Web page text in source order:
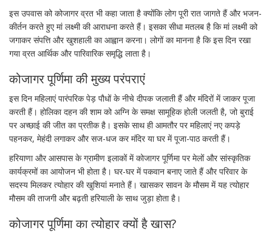
इस उपवास को कोजागर व्रत भी कहा जाता है क्योंकि लोग पूरी रात जागते हैं और भजन-
कीर्तन करते हुए मां लक्ष्मी की आराधना करते हैं। इसका सीधा मतलब है कि मां लक्ष्मी को
जगाकर संपत्ति और खुशहाली का आह्वान करना। लोगों का मानना है कि इस दिन रखा
गया व्रत आर्थिक और पारिवारिक समृद्धि लाता है।
कोजागर पूर्णिमा की मुख्य परंपराएं
इस दिन महिलाएं पारंपरिक पेड़ पौधों के नीचे दीपक जलाती हैं और मंदिरों में जाकर पूजा
करती हैं। होलिका दहन की शाम को अग्नि के समक्ष सामूहिक होली जलती है, जो बुराई
पर अच्छाई की जीत का प्रतीक है। इसके साथ ही आमतौर पर महिलाएं नए कपड़े
पहनकर, मेहंदी लगाकर और सज-धज कर मंदिर या घर में पूजा-पाठ करती हैं।
हरियाणा और आसपास के ग्रामीण इलाकों में कोजागर पूर्णिमा पर मेलों और सांस्कृतिक
कार्यक्रमों का आयोजन भी होता है। घर-घर में पकवान बनाए जाते हैं और परिवार के
सदस्य मिलकर त्योहार की खुशियां मनाते हैं। खासकर सावन के मौसम में यह त्योहार
मौसम की ताजगी और बढ़ती हरियाली के साथ जुड़ा होता है।
कोजागर पूर्णिमा का त्योहार क्यों है खास?